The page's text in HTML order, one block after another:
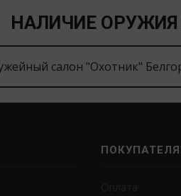
НАЛИЧИЕ ОРУЖИЯ
салон "Охотник"